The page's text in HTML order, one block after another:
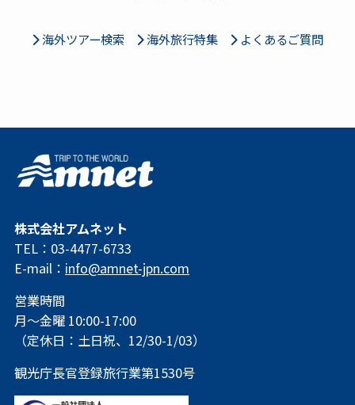
海外ツアー検索 海外旅行特集 よくあるご質問
株式会社アムネット
TEL：03-4477-6733
E-mail： info@amnet-jpn.com
営業時間
月～金曜 10:00-17:00
（定休日：土日祝、12/30-1/03）
観光庁長官登録旅行業第1530号